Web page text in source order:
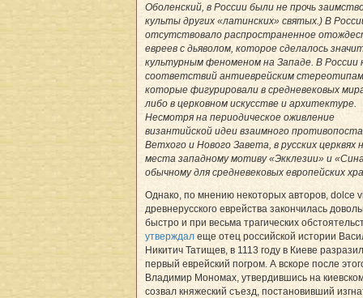
Оболенский, в России были не прочь
культы других «латинских» святых.) В
отсутствовало распространенное
евреев с дьяволом, которое сделалось
культурным феноменом на Западе. В России
соответствий антиеврейским
которые фигурировали в средневековых
либо в церковном искусстве и архитектуре.
Несмотря на периодическое оживление
византийской идеи взаимного
Ветхого и Нового Завета, в русских церквях
места западному мотиву «Экклезии» и
обычному для средневековых европейских
Однако, по мнению некоторых авторов, dolce
древнерусского еврейства закончилась
быстро и при весьма трагических
утверждал еще отец российской истории
Никитич Татищев, в 1113 году в Киеве
первый еврейский погром. А вскоре после
Владимир Мономах, утвердившись на
созвал княжеский съезд, постановивший